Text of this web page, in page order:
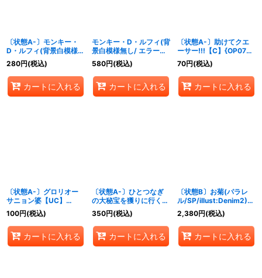
〔状態A-〕モンキー・
D・ルフィ(背景白模様無
し/ エラー修正
後/illust:nakamaru)
【SR】{OP07-109}
280円(税込)
カートに入れる
モンキー・D・ルフィ(背
景白模様無し/ エラー修
正後/illust:nakamaru)
【SR】{OP07-109}
580円(税込)
カートに入れる
〔状態A-〕助けてクエ
ーサー!!!【C】{OP07-
115}
70円(税込)
カートに入れる
〔状態A-〕グロリオー
サニョン婆【UC】
{OP07-041}
100円(税込)
カートに入れる
〔状態A-〕ひとつなぎ
の大秘宝を獲りに行く
ぞ!!!【R】{OP07-077}
350円(税込)
カートに入れる
〔状態B〕お菊(パラレ
ル/SP/illust:Denim2)
【SP】{OP01-
035[OP07]}
2,380円(税込)
カートに入れる